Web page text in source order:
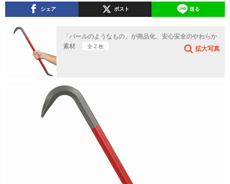
シェア ポスト 送る
「バールのようなもの」が商品化、安心安全のやわらか
素材
全 2 枚 拡大写真